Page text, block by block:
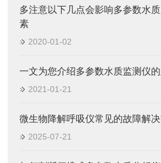
多注意以下几点会影响多参数水
素
2020-01-02
一文为您介绍多参数水质监测仪
2021-01-21
微生物降解呼吸仪常见的故障解
2025-07-21